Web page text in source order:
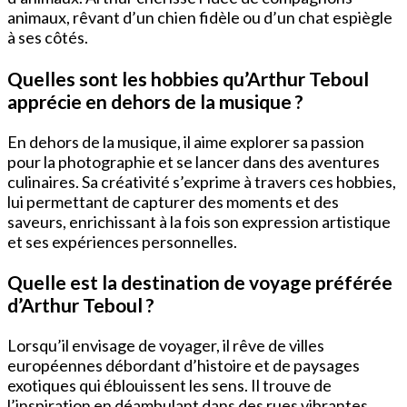
animaux, rêvant d’un chien fidèle ou d’un chat espiègle
à ses côtés.
Quelles sont les hobbies qu’Arthur Teboul
apprécie en dehors de la musique ?
En dehors de la musique, il aime explorer sa passion
pour la photographie et se lancer dans des aventures
culinaires. Sa créativité s’exprime à travers ces hobbies,
lui permettant de capturer des moments et des
saveurs, enrichissant à la fois son expression artistique
et ses expériences personnelles.
Quelle est la destination de voyage préférée
d’Arthur Teboul ?
Lorsqu’il envisage de voyager, il rêve de villes
européennes débordant d’histoire et de paysages
exotiques qui éblouissent les sens. Il trouve de